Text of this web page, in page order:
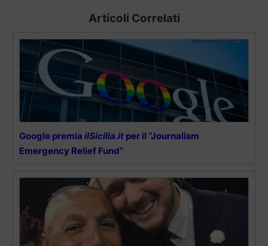
Articoli Correlati
Google premia ilSicilia.it per il “Journalism
Emergency Relief Fund”